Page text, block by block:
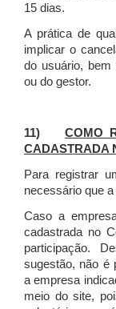
15 dias.
A prática de
implicar o
do usuário, bem
ou do gestor.
11)COMO
CADASTRADA
Para registrar
necessário que
Caso a
cadastrada no
participação.
sugestão, não é
a empresa
meio do site,